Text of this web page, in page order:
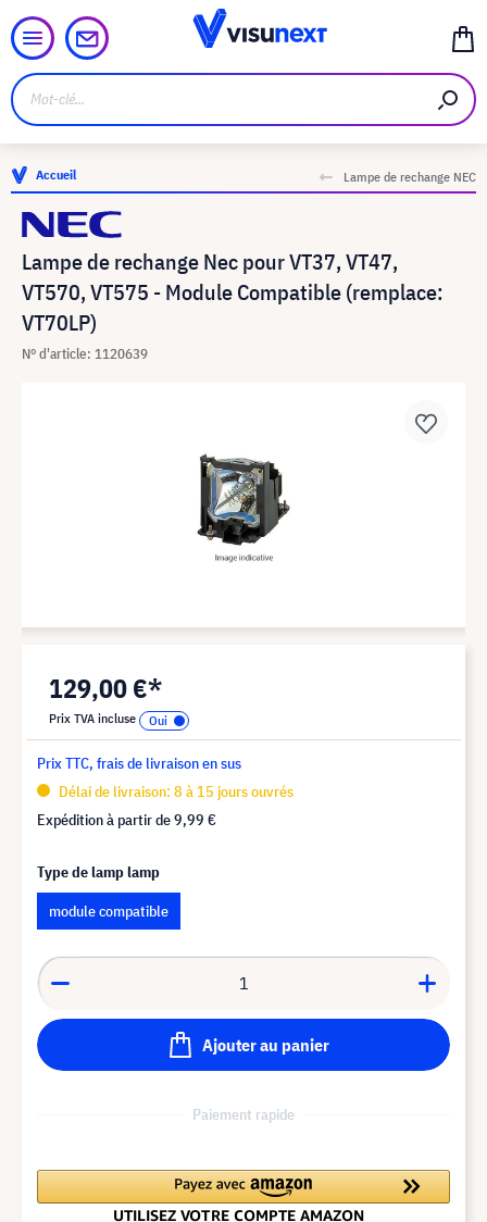
Accueil Lampe de rechange NEC
Lampe de rechange Nec pour VT37, VT47,
VT570, VT575 - Module Compatible (remplace:
VT70LP)
N° d'article: 1120639
129,00 €*
Prix TVA incluse
Prix TTC, frais de livraison en sus
Délai de livraison: 8 à 15 jours ouvrés
Expédition à partir de9,99 €
Type de lamp lamp
module compatible
Ajouter au panier
Paiement rapide